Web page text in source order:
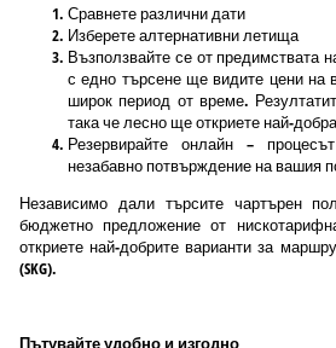
Сравнете различни дати
Изберете алтернативни летища
Възползвайте се от предимствата
с едно търсене ще видите цени на
широк период от време.
така че лесно ще откриете най-
Резервирайте онлайн –
незабавно потвърждение на вашия
Независимо дали търсите чартърен
бюджетно предложение от
откриете най-добрите варианти за
(SKG).
Пътувайте удобно и изгодно